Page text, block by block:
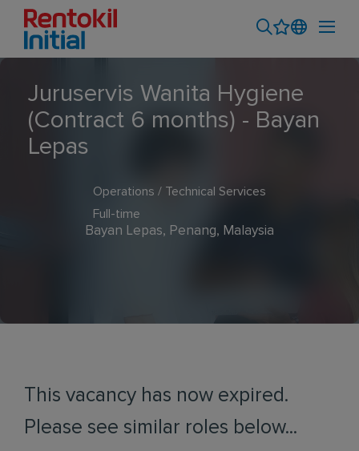
Juruservis Wanita Hygiene
(Contract 6 months) - Bayan
Lepas
Operations / Technical Services
Full-time
Bayan Lepas, Penang, Malaysia
This vacancy has now expired.
Please see similar roles below...